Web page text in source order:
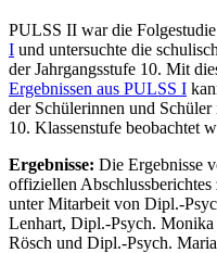
PULSS II war die
I und untersuchte die
der Jahrgangsstufe 10. Mit
Ergebnissen aus PULSS I
der Schülerinnen und
10. Klassenstufe beobachtet
Ergebnisse: Die Ergebnisse
offiziellen
unter Mitarbeit von Dipl.-
Lenhart, Dipl.-Psych.
Rösch und Dipl.-Psych.